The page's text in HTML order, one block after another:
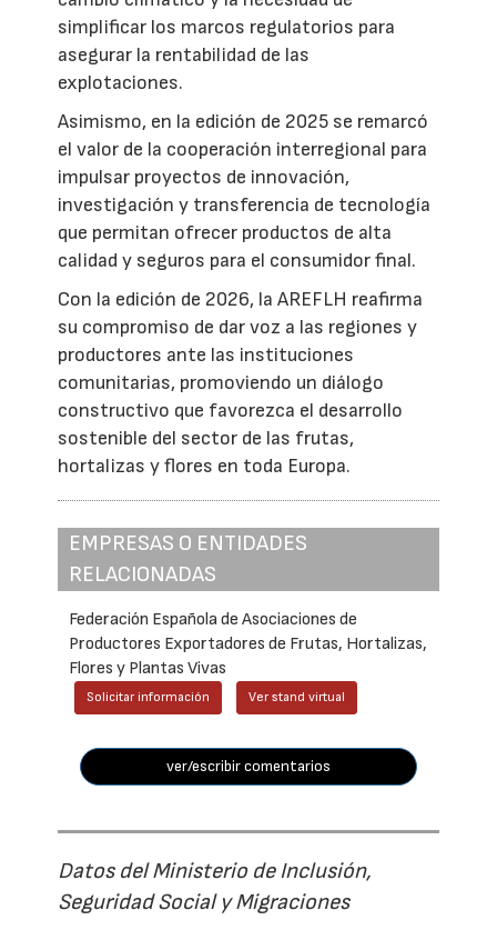
simplificar los marcos regulatorios para
asegurar la rentabilidad de las
explotaciones.
Asimismo, en la edición de 2025 se remarcó
el valor de la cooperación interregional para
impulsar proyectos de innovación,
investigación y transferencia de tecnología
que permitan ofrecer productos de alta
calidad y seguros para el consumidor final.
Con la edición de 2026, la AREFLH reafirma
su compromiso de dar voz a las regiones y
productores ante las instituciones
comunitarias, promoviendo un diálogo
constructivo que favorezca el desarrollo
sostenible del sector de las frutas,
hortalizas y flores en toda Europa.
EMPRESAS O ENTIDADES
RELACIONADAS
Federación Española de Asociaciones de
Productores Exportadores de Frutas, Hortalizas,
Flores y Plantas Vivas
Solicitar información Ver stand virtual
ver/escribir comentarios
Datos del Ministerio de Inclusión,
Seguridad Social y Migraciones